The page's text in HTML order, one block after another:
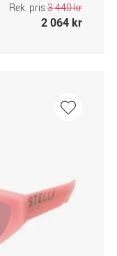
Rek. pris3 440 kr
2 064 kr